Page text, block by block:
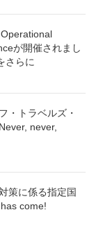
が開催されまし
さらに
・トラベルズ・
never,
策に係る指定国
come!